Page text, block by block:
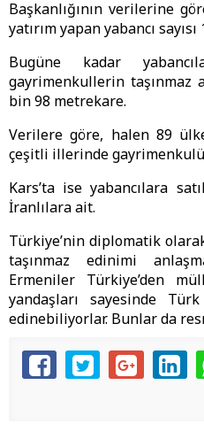
Başkanlığının verilerine
yatırım yapan yabancı
Bugüne kadar
gayrimenkullerin taşınmaz
bin 98 metrekare.
Verilere göre, halen 89
çeşitli illerinde
Kars’ta ise yabancılara
İranlılara ait.
Türkiye’nin diplomatik
taşınmaz edinimi
Ermeniler Türkiye’den
yandaşları sayesinde
edinebiliyorlar. Bunlar da